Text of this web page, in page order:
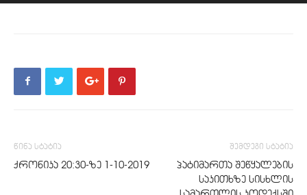
წინა სტატია
ქრონიკა 20:30-ზე 1-10-2019
შემდეგი სტატია
პატიმართა შეწყალების
საკითხზე სისხლის